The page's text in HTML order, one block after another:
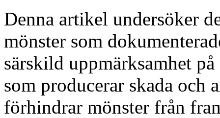
Denna artikel undersöker
mönster som
särskild uppmärksamhet
som producerar skada och
förhindrar mönster från